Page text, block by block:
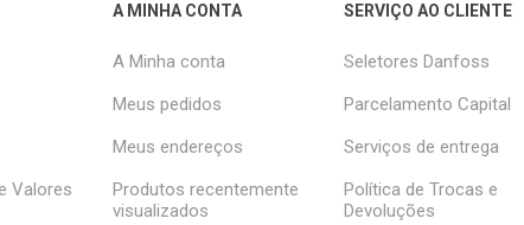
Valores
A MINHA CONTA
A Minha conta
Meus pedidos
Meus endereços
Produtos recentemente
visualizados
SERVIÇO AO CLIENTE
Seletores Danfoss
Parcelamento Capital
Serviços de entrega
Política de Trocas e
Devoluções